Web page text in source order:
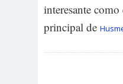
interesante
principal de